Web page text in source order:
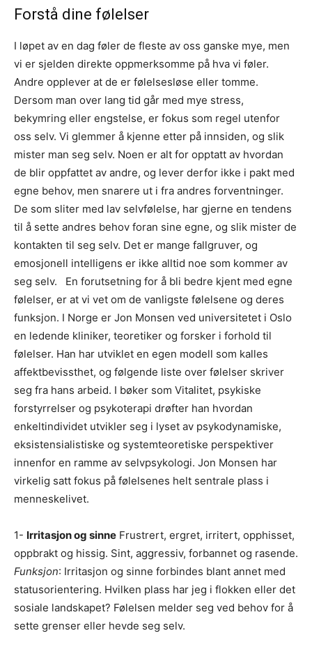
Forstå dine følelser
I løpet av en dag føler de fleste av oss ganske mye, men
vi er sjelden direkte oppmerksomme på hva vi føler.
Andre opplever at de er følelsesløse eller tomme.
Dersom man over lang tid går med mye stress,
bekymring eller engstelse, er fokus som regel utenfor
oss selv. Vi glemmer å kjenne etter på innsiden, og slik
mister man seg selv. Noen er alt for opptatt av hvordan
de blir oppfattet av andre, og lever derfor ikke i pakt med
egne behov, men snarere ut i fra andres forventninger.
De som sliter med lav selvfølelse, har gjerne en tendens
til å sette andres behov foran sine egne, og slik mister de
kontakten til seg selv. Det er mange fallgruver, og
emosjonell intelligens er ikke alltid noe som kommer av
seg selv. En forutsetning for å bli bedre kjent med egne
følelser, er at vi vet om de vanligste følelsene og deres
funksjon. I Norge er Jon Monsen ved universitetet i Oslo
en ledende kliniker, teoretiker og forsker i forhold til
følelser. Han har utviklet en egen modell som kalles
affektbevissthet, og følgende liste over følelser skriver
seg fra hans arbeid. I bøker som Vitalitet, psykiske
forstyrrelser og psykoterapi drøfter han hvordan
enkeltindividet utvikler seg i lyset av psykodynamiske,
eksistensialistiske og systemteoretiske perspektiver
innenfor en ramme av selvpsykologi. Jon Monsen har
virkelig satt fokus på følelsenes helt sentrale plass i
menneskelivet.
1- Irritasjon og sinne Frustrert, ergret, irritert, opphisset,
oppbrakt og hissig. Sint, aggressiv, forbannet og rasende.
Funksjon: Irritasjon og sinne forbindes blant annet med
statusorientering. Hvilken plass har jeg i flokken eller det
sosiale landskapet? Følelsen melder seg ved behov for å
sette grenser eller hevde seg selv.